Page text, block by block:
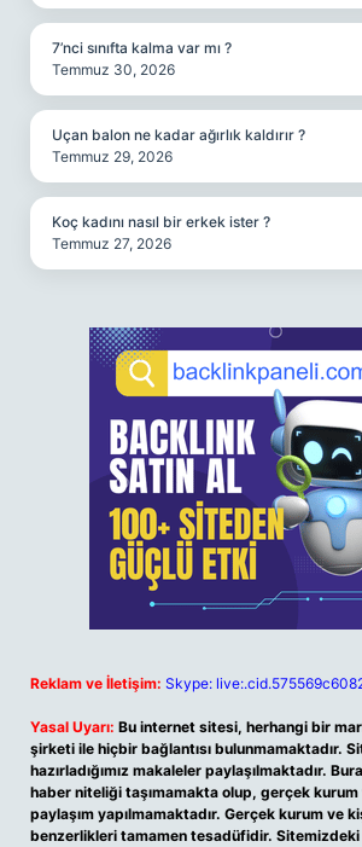
7’nci sınıfta kalma var mı ?
Temmuz 30, 2026
Uçan balon ne kadar ağırlık kaldırır ?
Temmuz 29, 2026
Koç kadını nasıl bir erkek ister ?
Temmuz 27, 2026
Reklam ve İletişim: Skype:
Yasal Uyarı: Bu internet sitesi, herhangi bir
şirketi ile hiçbir bağlantısı bulunmamaktadır.
hazırladığımız makaleler paylaşılmaktadır.
haber niteliği taşımamakta olup, gerçek kurum
paylaşım yapılmamaktadır. Gerçek kurum ve
benzerlikleri tamamen tesadüfidir.